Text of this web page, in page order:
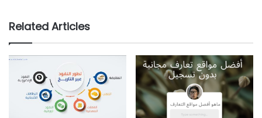
Related Articles